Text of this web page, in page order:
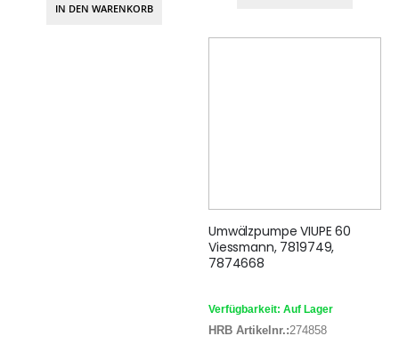
IN DEN WARENKORB
Umwälzpumpe VIUPE 60
Viessmann, 7819749,
7874668
Verfügbarkeit: Auf Lager
HRB Artikelnr.:274858